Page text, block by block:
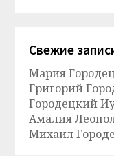
Свежие
Мария
Григорий
Городецкий
Амалия
Михаил